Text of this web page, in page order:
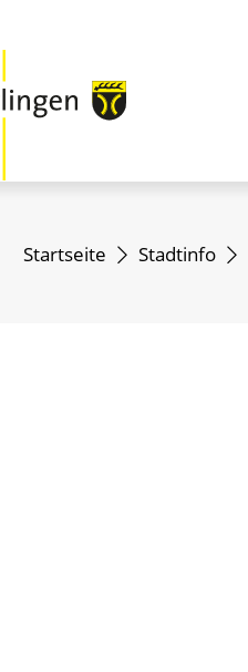
Startseite Stadtinfo